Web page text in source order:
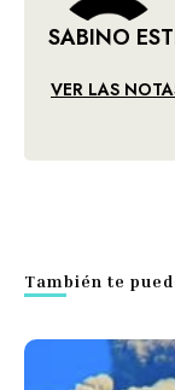
SABINO
VER LAS
También te